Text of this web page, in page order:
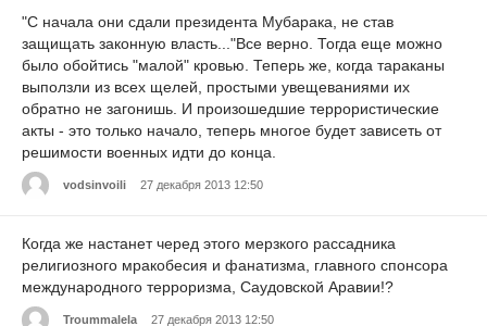
"С начала они сдали президента Мубарака, не став
защищать законную власть..."Все верно. Тогда еще можно
было обойтись "малой" кровью. Теперь же, когда тараканы
выползли из всех щелей, простыми увещеваниями их
обратно не загонишь. И произошедшие террористические
акты - это только начало, теперь многое будет зависеть от
решимости военных идти до конца.
vodsinvoili 27 декабря 2013 12:50
Когда же настанет черед этого мерзкого рассадника
религиозного мракобесия и фанатизма, главного спонсора
международного терроризма, Саудовской Аравии!?
Troummalela 27 декабря 2013 12:50